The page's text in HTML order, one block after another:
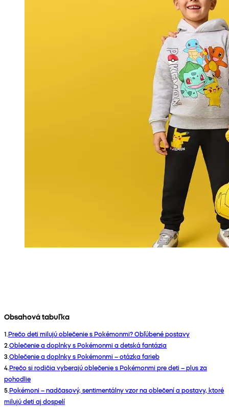
Obsahová tabuľka
1.Prečo deti milujú oblečenie s Pokémonmi? Obľúbené postavy
2.Oblečenie a doplnky s Pokémonmi a detská fantázia
3.Oblečenie a doplnky s Pokémonmi – otázka farieb
4.Prečo si rodičia vyberajú oblečenie s Pokémonmi pre deti – plus za
pohodlie
5.Pokémoni – nadčasový, sentimentálny vzor na oblečení a postavy, ktoré
milujú deti aj dospelí